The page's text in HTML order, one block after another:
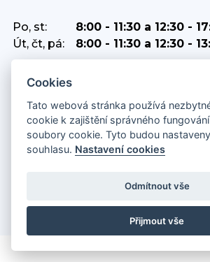
Po, st:
8:00 - 11:30 a 12:30 -
Út, čt, pá:
8:00 - 11:30 a 12:30 -
POKLADNA
Po:
8:00 - 11:30 a 12:30 - 16:00
Út:
8:00 - 11:30 a 12:30 - 13:30
8:00 - 11:30 a 12:30 - 16:00
8:00 - 11:30 a 12:30 - 13:30
Cookies
Tato webová stránka používá
cookie k zajištění správného
soubory cookie. Tyto budou
souhlasu. Nastavení cookies
Odmítnout vše
Přijmout vše